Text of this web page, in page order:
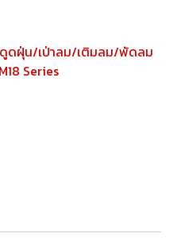
ดูดฝุ่น/เป่าลม/เติมลม/พัดลม
M18 Series